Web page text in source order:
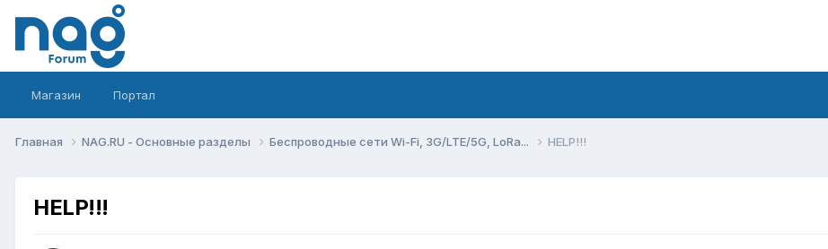
Магазин Портал
Главная NAG.RU - Основные разделы Беспроводные сети Wi-Fi, 3G/LTE/5G, LoRa... HELP!!!
HELP!!!